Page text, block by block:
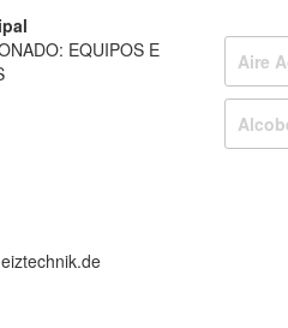
Aire
EQUIPOS E